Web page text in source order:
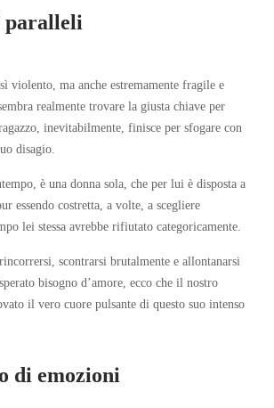
paralleli
violento, ma anche estremamente fragile e
realmente trovare la giusta chiave per
inevitabilmente, finisce per sfogare con
disagio.
è una donna sola, che per lui è disposta a
essendo costretta, a volte, a scegliere
lei stessa avrebbe rifiutato categoricamente.
scontrarsi brutalmente e allontanarsi
bisogno d’amore, ecco che il nostro
il vero cuore pulsante di questo suo intenso
di emozioni